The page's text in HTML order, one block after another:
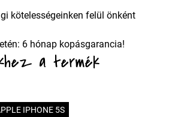
kötelességeinken felül önként
6 hónap kopásgarancia!
a termék
IPHONE 5S